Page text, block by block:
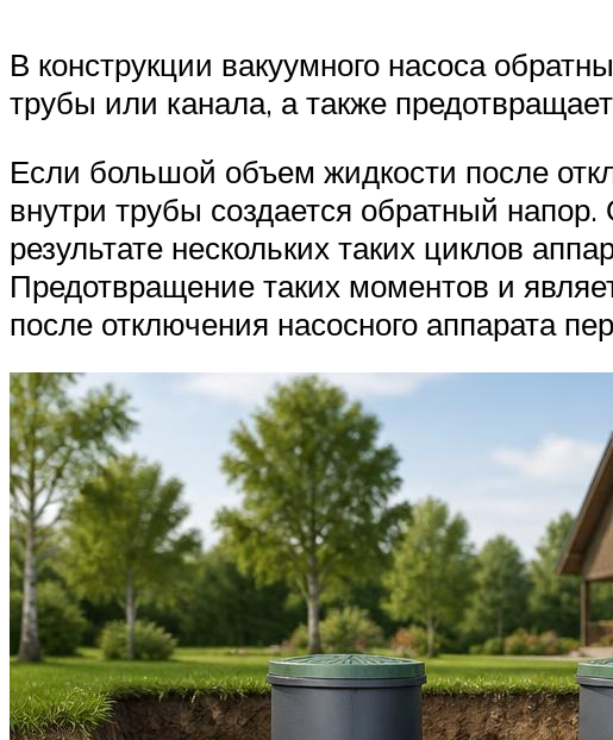
В конструкции вакуумного насоса
трубы или канала, а также
Если большой объем жидкости после
внутри трубы создается обратный
результате нескольких таких циклов
Предотвращение таких моментов и
после отключения насосного аппарата